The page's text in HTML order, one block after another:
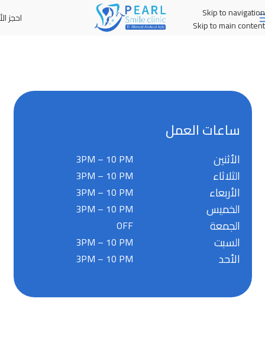
Skip to navigation
Skip to main content
MENU احجز
ساعات العمل
3PM – 10 PM الأثنين
3PM – 10 PM الثلاثاء
3PM – 10 PM الأربعاء
3PM – 10 PM الخميس
OFF الجمعة
3PM – 10 PM السبت
3PM – 10 PM الأحد